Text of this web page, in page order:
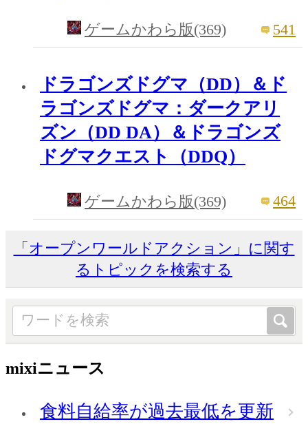
ゲームかわら版(369) 541
ドラゴンズドグマ（DD）＆ド
ラゴンズドグマ：ダークアリ
ズン（DD DA）＆ドラゴンズ
ドグマクエスト（DDQ）
ゲームかわら版(369) 464
「オープンワールドアクション」に関す
るトピックを検索する
mixiニュース
食料自給率が過去最低を更新